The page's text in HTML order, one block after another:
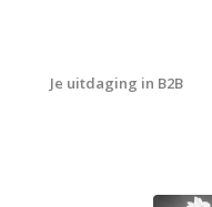
Je uitdaging in B2B